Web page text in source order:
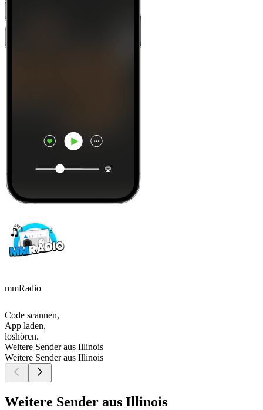
mmRadio
Code scannen,
App laden,
loshören.
Weitere Sender aus Illinois
Weitere Sender aus Illinois
Weitere Sender aus Illinois